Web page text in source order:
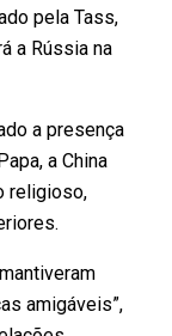
pela Tass,
a Rússia na
a presença
a China
religioso,
amigáveis”,